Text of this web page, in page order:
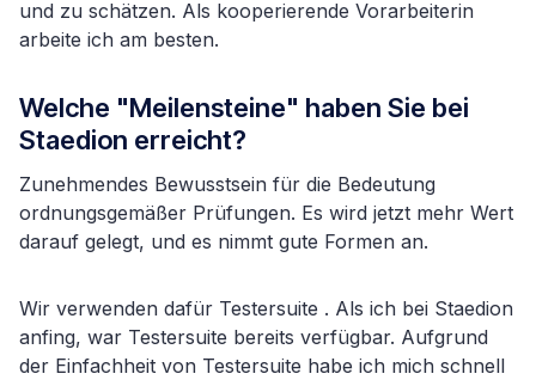
und zu schätzen. Als kooperierende Vorarbeiterin
arbeite ich am besten.
Welche "Meilensteine" haben Sie bei
Staedion erreicht?
Zunehmendes Bewusstsein für die Bedeutung
ordnungsgemäßer Prüfungen. Es wird jetzt mehr Wert
darauf gelegt, und es nimmt gute Formen an.
Wir verwenden dafür Testersuite . Als ich bei Staedion
anfing, war Testersuite bereits verfügbar. Aufgrund
der Einfachheit von Testersuite habe ich mich schnell